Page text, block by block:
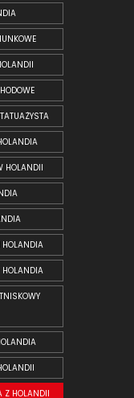
HOLANDII
HOLANDIA
HOLANDIA
Z HOLANDII